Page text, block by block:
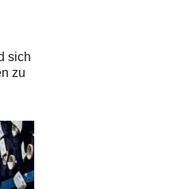
sich
zu